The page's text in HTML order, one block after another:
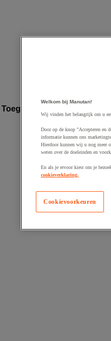
Toegevoegd aan
Welkom bij Manutan!
Wij vinden het belangrijk om u
Door op de knop "Accepteren en
informatie kunnen ons
Hierdoor kunnen wij u nog meer
weten over de doeleinden en
En als je ervoor kiest om je
cookieverklaring.
Cookievoorkeuren